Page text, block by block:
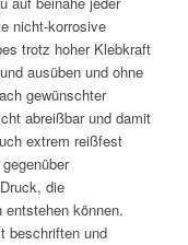
nicht-korrosive
trotz hoher Klebkraft
ausüben und ohne
gewünschter
abreißbar und damit
extrem reißfest
die
können.
beschriften und